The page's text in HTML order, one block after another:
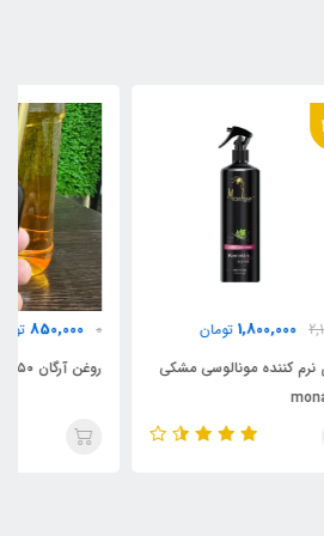
0
850,000
روغن آرگان ۵۰ میل اورجینال مراکش